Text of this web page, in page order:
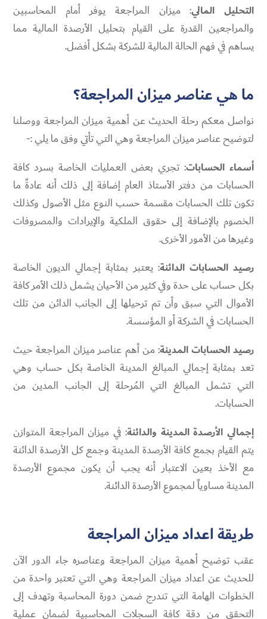
التحليل المالي: ميزان المراجعة يوفر أمام المحاسبين
والمراجعين القدرة على القيام بتحليل الأرصدة المالية مما
يساهم في فهم الحالة المالية للشركة بشكل أفضل.
ما هي عناصر ميزان المراجعة؟
نواصل معكم رحلة الحديث عن أهمية ميزان المراجعة ووصلنا
لتوضيح عناصر ميزان المراجعة وهي التي تأتي وفق ما يلي :-
أسماء الحسابات: تجري بعض العمليات الخاصة بسرد كافة
الحسابات من دفتر الأستاذ العام إضافة إلى ذلك أنه عادةً ما
تكون تلك الحسابات مقسمة حسب النوع مثل الأصول وكذلك
الخصوم بالإضافة إلى حقوق الملكية والإيرادات والمصروفات
وغيرها من الأمور الأخرى.
رصيد الحسابات الدائنة: يعتبر بمثابة إجمالي الديون الخاصة
بكل حساب على حدة وفي كثير من الأحيان يشمل ذلك الأمر كافة
الأموال التي سبق وأن تم ترحيلها إلى الجانب الدائن من تلك
الحسابات في الشركة أو المؤسسة.
رصيد الحسابات المدينة: من أهم عناصر ميزان المراجعة حيث
تعد بمثابة إجمالي المبالغ المدينة الخاصة بكل حساب وهي
التي تشمل المبالغ التي المُرحلة إلى الجانب المدين من
الحسابات.
إجمالي الأرصدة المدينة والدائنة: في ميزان المراجعة المتوازن
يتم القيام بجمع كافة الأرصدة المدينة وجمع كل الأرصدة الدائنة
مع الأخذ بعين الاعتبار أنه يجب أن يكون مجموع الأرصدة
المدينة مساوياً لمجموع الأرصدة الدائنة.
طريقة اعداد ميزان المراجعة
عقب توضيح أهمية ميزان المراجعة وعناصره جاء الدور الآن
للحديث عن اعداد ميزان المراجعة وهي التي تعتبر واحدة من
الخطوات الهامة التي تندرج ضمن دورة المحاسبة وتهدف إلى
التحقق من دقة كافة السجلات المحاسبية لضمان عملية